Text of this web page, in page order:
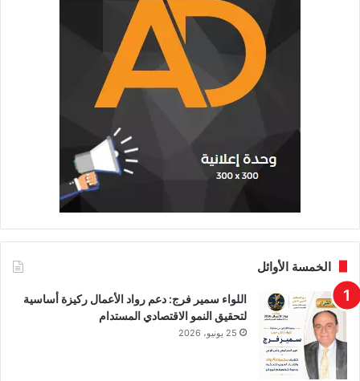
الخمسة الأوائل
اللواء سمير فرج: دعم رواد الأعمال ركيزة أساسية
لتحقيق النمو الاقتصادي المستدام
25 يونيو، 2026